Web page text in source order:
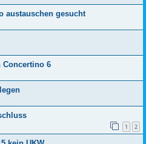
austauschen gesucht
Concertino 6
1 2